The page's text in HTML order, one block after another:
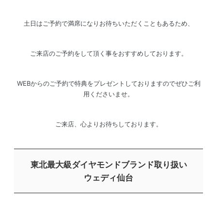
土日はご予約で満席になりお待ちいただくこともあるため、
ご来店のご予約をして頂く事をおすすめしております。
WEBからのご予約で特典をプレゼントしておりますのでぜひご利
用くださいませ。
ご来店、心よりお待ちしております。
東北最大級ダイヤモンドブランド取り扱い
ウェディ仙台